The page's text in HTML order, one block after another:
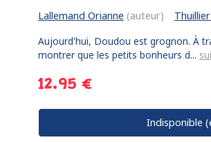
Lallemand Orianne (auteur)
Aujourd'hui, Doudou est grognon. À
montrer que les petits bonheurs d...
12.95 €
Indisponible